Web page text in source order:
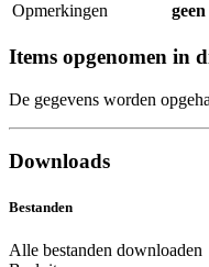
Opmerkingen
Items opgenomen in
De gegevens worden
Downloads
Bestanden
Alle bestanden downloaden